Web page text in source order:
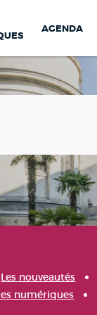
AGENDA
Les nouveautés
numériques